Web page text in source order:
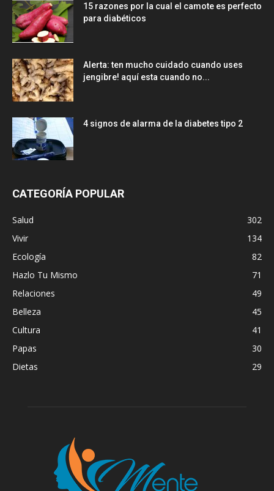
15 razones por la cual el camote es perfecto
para diabéticos
Alerta: ten mucho cuidado cuando uses
jengibre! aquí esta cuando no...
4 signos de alarma de la diabetes tipo 2
CATEGORÍA POPULAR
Salud
302
Vivir
134
Ecología
82
Hazlo Tu Mismo
71
Relaciones
49
Belleza
45
Cultura
41
Papas
30
Dietas
29